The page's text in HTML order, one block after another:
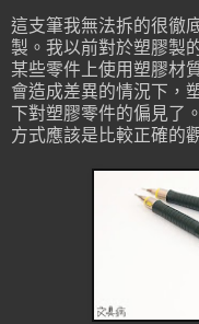
這支筆我無法拆的很徹
製。我以前對於塑膠製
某些零件上使用塑膠材
會造成差異的情況下，
下對塑膠零件的偏見了
方式應該是比較正確的